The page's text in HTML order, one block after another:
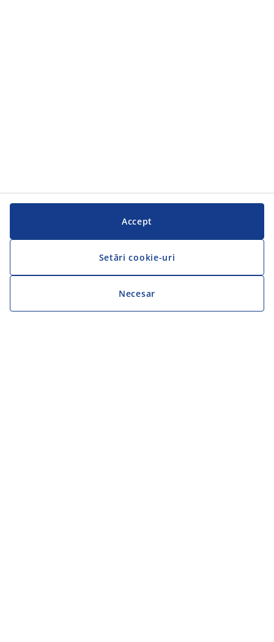
Accept
Setări cookie-uri
Necesar